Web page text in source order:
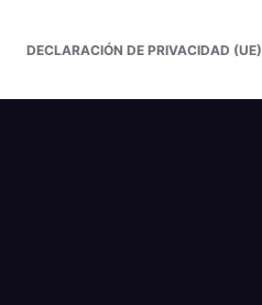
DECLARACIÓN DE PRIVACIDAD (UE)